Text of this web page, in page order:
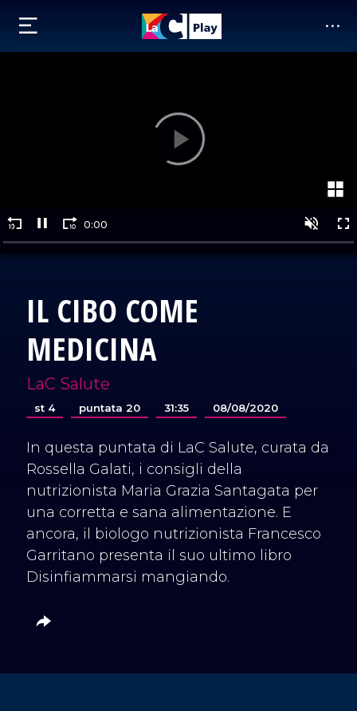
IL CIBO COME
MEDICINA
LaC Salute
st 4 puntata 20 31:35 08/08/2020
In questa puntata di LaC Salute, curata da
Rossella Galati, i consigli della
nutrizionista Maria Grazia Santagata per
una corretta e sana alimentazione. E
ancora, il biologo nutrizionista Francesco
Garritano presenta il suo ultimo libro
Disinfiammarsi mangiando.